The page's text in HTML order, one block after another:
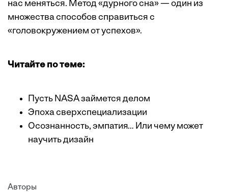
нас меняться. Метод «дурного сна» — один из
множества способов справиться с
«головокружением от успехов».
Читайте по теме:
Пусть NASA займется делом
Эпоха сверхспециализации
Осознанность, эмпатия… Или чему может
научить дизайн
Авторы